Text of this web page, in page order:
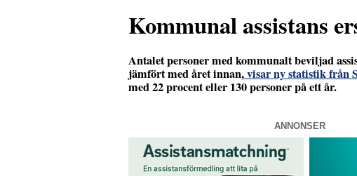
Kommunal assistans
Antalet personer med kommunalt beviljad
jämfört med året innan,visar ny statistik från
med 22 procent eller 130 personer på ett år.
ANNONSER